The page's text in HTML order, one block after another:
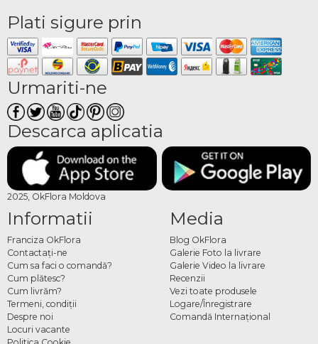
Plati sigure prin
Urmariti-ne
Descarca aplicatia
2025, OkFlora Moldova
Informatii
Franciza OkFlora
Contactaţi-ne
Cum sa faci o comandă?
Cum plătesc?
Cum livrăm?
Termeni, condiţii
Despre noi
Locuri vacante
Media
Blog OkFlora
Galerie Foto la livrare
Galerie Video la livrare
Recenzii
Vezi toate produsele
Logare/Înregistrare
Comandă Internațional